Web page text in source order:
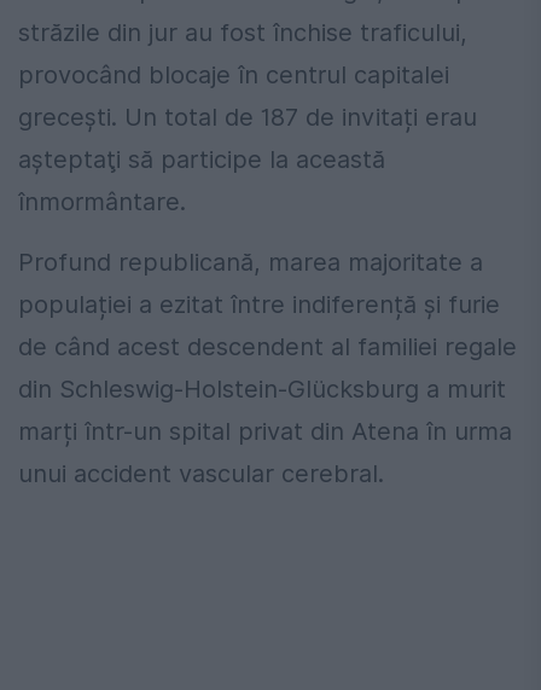
străzile din jur au fost închise traficului,
provocând blocaje în centrul capitalei
grecești. Un total de 187 de invitați erau
aşteptaţi să participe la această
înmormântare.
Profund republicană, marea majoritate a
populației a ezitat între indiferență și furie
de când acest descendent al familiei regale
din Schleswig-Holstein-Glücksburg a murit
marți într-un spital privat din Atena în urma
unui accident vascular cerebral.